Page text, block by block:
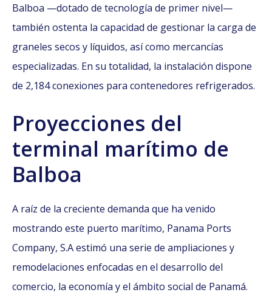
Balboa —dotado de tecnología de primer nivel—
también ostenta la capacidad de gestionar la carga de
graneles secos y líquidos, así como mercancías
especializadas. En su totalidad, la instalación dispone
de 2,184 conexiones para contenedores refrigerados.
Proyecciones del
terminal marítimo de
Balboa
A raíz de la creciente demanda que ha venido
mostrando este puerto marítimo, Panama Ports
Company, S.A estimó una serie de ampliaciones y
remodelaciones enfocadas en el desarrollo del
comercio, la economía y el ámbito social de Panamá.